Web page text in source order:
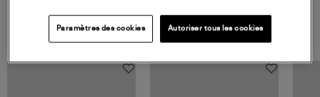
VOS DERNIERS PRODUITS VUS
Paramètres des cookies Autoriser tous les cookies